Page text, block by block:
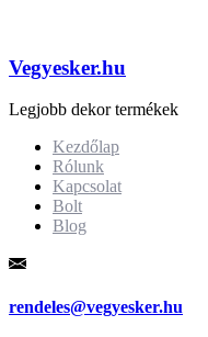
Vegyesker.hu
Legjobb dekor termékek
Kezdőlap
Rólunk
Kapcsolat
Bolt
Blog
rendeles@vegyesker.hu